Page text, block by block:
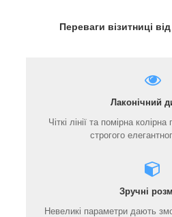
Переваги візитниці
Лаконічний
Чіткі лінії та помірна
строгого
Зручні
Невеликі параметри дають